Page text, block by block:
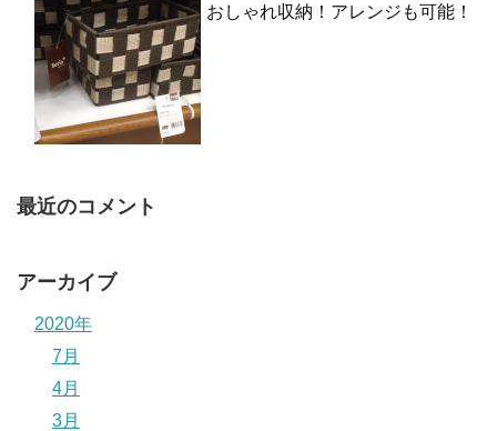
おしゃれ収納！アレンジも可能！
最近のコメント
アーカイブ
2020年
7月
4月
3月